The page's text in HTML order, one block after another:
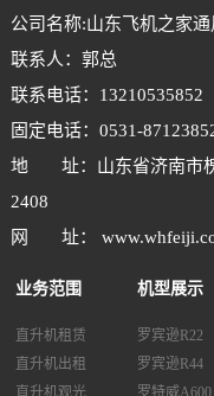
公司名称:山东飞机之家
联系人：郭总
联系电话：13210535852
固定电话：0531-
地 址：山东省济南市槐
2408
网 址：
业务范围
直升机租赁
直升机出租
机型展示
罗宾逊R22
罗宾逊R44